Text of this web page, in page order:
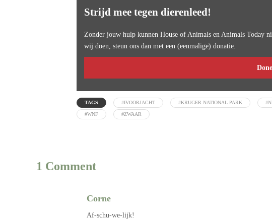
Strijd mee tegen dierenleed!
Zonder jouw hulp kunnen House of Animals en Animals Today
wij doen, steun ons dan met een (eenmalige) donatie.
TAGS #IVOORJACHT #KRUGER NATIONAL PARK
#WNF #ZWAAR
1 Comment
Corne
Af-schu-we-lijk!